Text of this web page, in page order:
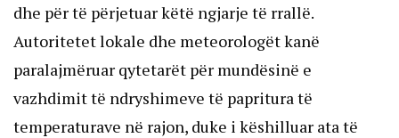
dhe për të përjetuar këtë ngjarje të rrallë.
Autoritetet lokale dhe meteorologët kanë
paralajmëruar qytetarët për mundësinë e
vazhdimit të ndryshimeve të papritura të
temperaturave në rajon, duke i këshilluar ata të